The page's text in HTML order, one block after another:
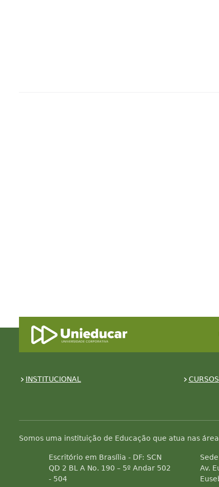
INSTITUCIONAL
Somos uma instituição de Educação que atua nas
Escritório em Brasília - DF: SCN
QD 2 BL A No. 190 – 5º Andar 502
- 504
Av.